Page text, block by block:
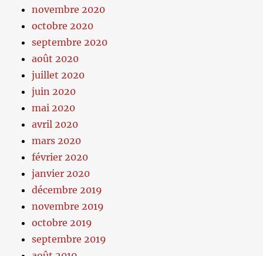
novembre 2020
octobre 2020
septembre 2020
août 2020
juillet 2020
juin 2020
mai 2020
avril 2020
mars 2020
février 2020
janvier 2020
décembre 2019
novembre 2019
octobre 2019
septembre 2019